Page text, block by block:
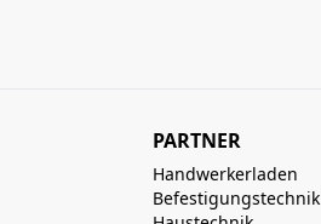
PARTNER
Handwerkerladen
Befestigungstechnik